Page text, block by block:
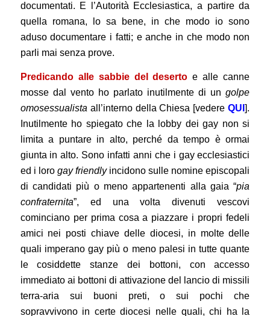
documentati. E l’Autorità Ecclesiastica, a partire da
quella romana, lo sa bene, in che modo io sono
aduso documentare i fatti; e anche in che modo non
parli mai senza prove.
Predicando alle sabbie del deserto e alle canne
mosse dal vento ho parlato inutilmente di ungolpe
omosessualista all’interno della Chiesa [vedereQUI].
Inutilmente ho spiegato che la lobby dei gay non si
limita a puntare in alto, perché da tempo è ormai
giunta in alto. Sono infatti anni che i gay ecclesiastici
ed i loro gay friendly incidono sulle nomine episcopali
di candidati più o meno appartenenti alla gaia “pia
confraternita”, ed una volta divenuti vescovi
cominciano per prima cosa a piazzare i propri fedeli
amici nei posti chiave delle diocesi, in molte delle
quali imperano gay più o meno palesi in tutte quante
le cosiddette stanze dei bottoni, con accesso
immediato ai bottoni di attivazione del lancio di missili
terra-aria sui buoni preti, o sui pochi che
sopravvivono in certe diocesi nelle quali, chi ha la